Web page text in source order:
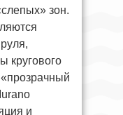
зон.
кругового
и